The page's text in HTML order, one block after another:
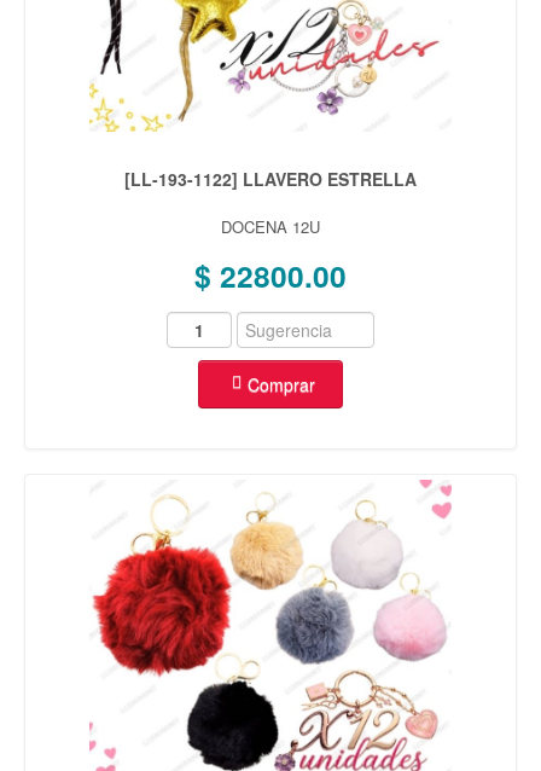
[LL-193-1122] LLAVERO ESTRELLA
DOCENA 12U
$ 22800.00
Comprar